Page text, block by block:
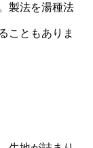
製法を湯種法
こともありま